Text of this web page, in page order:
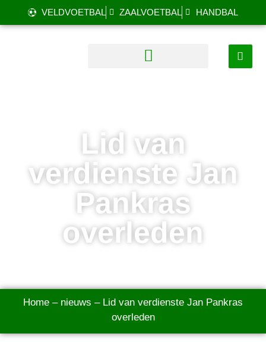
VELDVOETBAL ZAALVOETBAL HANDBAL
Lid van
verdienste Jan
Pankras
overleden
Home – nieuws – Lid van verdienste Jan Pankras
overleden